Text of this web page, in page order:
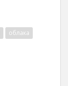
облака